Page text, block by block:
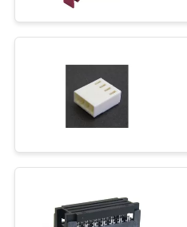
যোগাযোগ
উদ্ধৃতির
জন্য
আবেদন